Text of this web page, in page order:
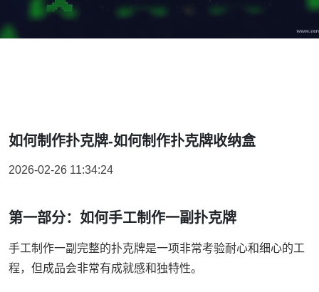
如何制作扑克牌-如何制作扑克牌收纳盒
2026-02-26 11:34:24
第一部分：如何手工制作一副扑克牌
手工制作一副完整的扑克牌是一项非常考验耐心和细心的工
程，但成品会非常有成就感和独特性。